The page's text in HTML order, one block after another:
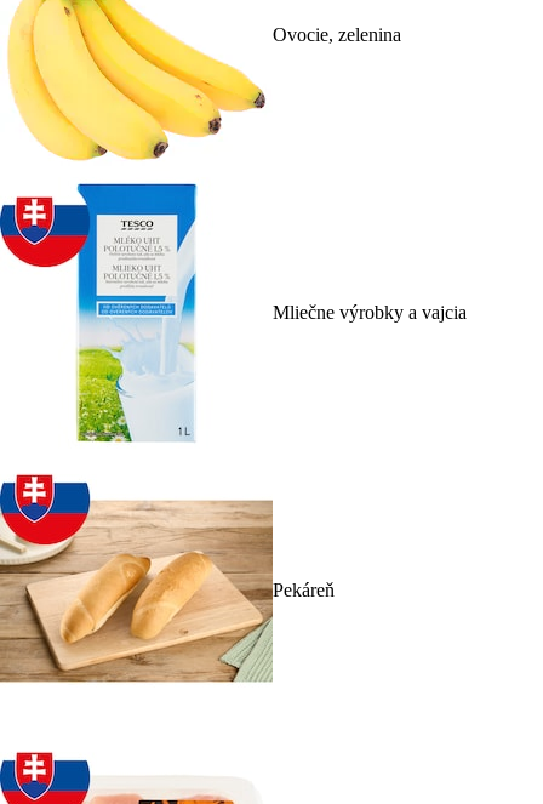
Ovocie, zelenina
Mliečne výrobky a vajcia
Pekáreň